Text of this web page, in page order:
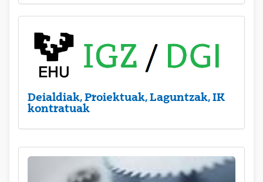
Deialdiak, Proiektuak, Laguntzak, IK
kontratuak